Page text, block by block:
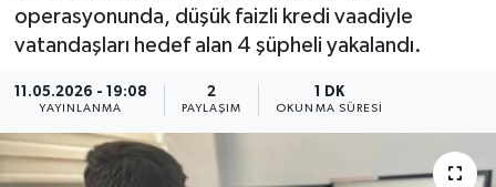
operasyonunda, düşük faizli kredi vaadiyle
vatandaşları hedef alan 4 şüpheli yakalandı.
11.05.2026 - 19:08
YAYINLANMA
2
PAYLAŞIM
1 DK
OKUNMA SÜRESI
TEKNOLOJİ
SAĞLIK
EĞİTİM
Tüm Manşetler
Son Dakika Haberleri
Haber Arşivi